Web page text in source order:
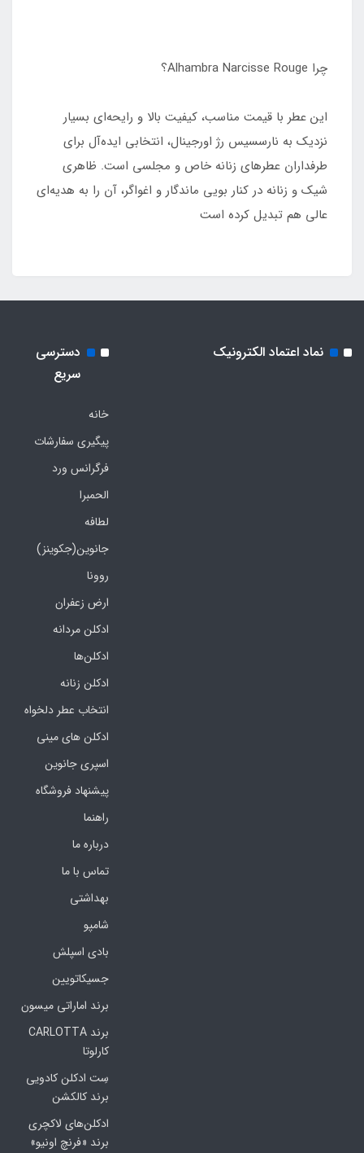
چرا Alhambra Narcisse Rouge؟
این عطر با قیمت مناسب، کیفیت بالا و رایحه‌ای بسیار
نزدیک به نارسسیس رژ اورجینال، انتخابی ایده‌آل برای
طرفداران عطرهای زنانه خاص و مجلسی است. ظاهری
شیک و زنانه در کنار بویی ماندگار و اغواگر، آن را به هدیه‌ای
عالی هم تبدیل کرده است
نماد اعتماد الکترونیک
دسترسی
سریع
خانه
پیگیری سفارشات
فرگرانس ورد
الحمبرا
لطافه
جانوین(جکوینز)
روونا
ارض زعفران
ادکلن مردانه
ادکلن‌ها
ادکلن زنانه
انتخاب عطر دلخواه
ادکلن های مینی
اسپری جانوین
پیشنهاد فروشگاه
راهنما
درباره ما
تماس با ما
بهداشتی
شامپو
بادی اسپلش
جسیکاتویین
برند اماراتی میسون
برند CARLOTTA
کارلوتا
سِت ادکلن کادویی
برند کالکشن
ادکلن‌های لاکچری
برند «فرنچ اونیو»